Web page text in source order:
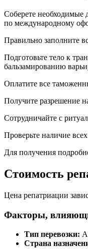
Соберете необходимые
по международному
Правильно заполните
Подготовьте тело к
бальзамированию
Оплатите все
Получите разрешение
Сотрудничайте с
Проверьте наличие
Для получения
Стоимость
Цена репатриации
Факторы,
Тип перевозки:
Страна